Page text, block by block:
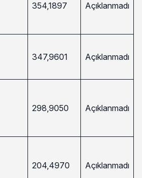
354,1897 Açıklanmadı
347,9601 Açıklanmadı
298,9050 Açıklanmadı
204,4970 Açıklanmadı